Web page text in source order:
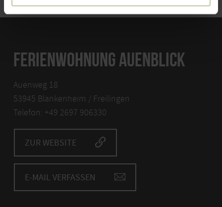
FERIENWOHNUNG AUENBLICK
Auenweg 18
53945 Blankenheim / Freilingen
Telefon: +49 2697 906330
ZUR WEBSITE
E-MAIL VERFASSEN